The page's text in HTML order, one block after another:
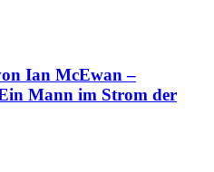
Ian McEwan –
Mann im Strom der